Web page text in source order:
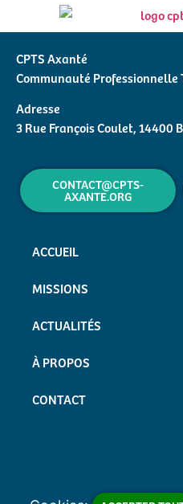
CPTS Axanté
Communauté
Adresse
3 Rue François Coulet, 14400
CONTACT@CPTS-
AXANTE.ORG
ACCUEIL
MISSIONS
ACTUALITÉS
À PROPOS
CONTACT